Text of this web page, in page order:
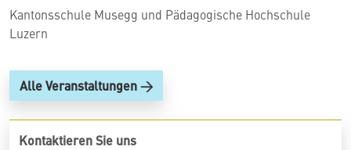
Kantonsschule Musegg und Pädagogische Hochschule
Luzern
Alle Veranstaltungen
Kontaktieren Sie uns